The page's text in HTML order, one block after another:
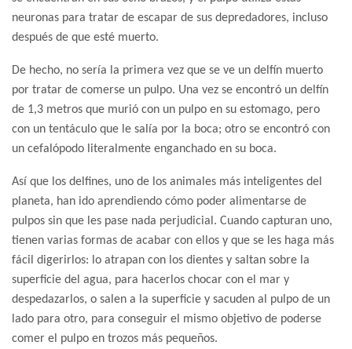
neuronas para tratar de escapar de sus depredadores, incluso
después de que esté muerto.
De hecho, no sería la primera vez que se ve un delfín muerto
por tratar de comerse un pulpo. Una vez se encontró un delfín
de 1,3 metros que murió con un pulpo en su estomago, pero
con un tentáculo que le salía por la boca; otro se encontró con
un cefalópodo literalmente enganchado en su boca.
Así que los delfines, uno de los animales más inteligentes del
planeta, han ido aprendiendo cómo poder alimentarse de
pulpos sin que les pase nada perjudicial. Cuando capturan uno,
tienen varias formas de acabar con ellos y que se les haga más
fácil digerirlos: lo atrapan con los dientes y saltan sobre la
superficie del agua, para hacerlos chocar con el mar y
despedazarlos, o salen a la superficie y sacuden al pulpo de un
lado para otro, para conseguir el mismo objetivo de poderse
comer el pulpo en trozos más pequeños.